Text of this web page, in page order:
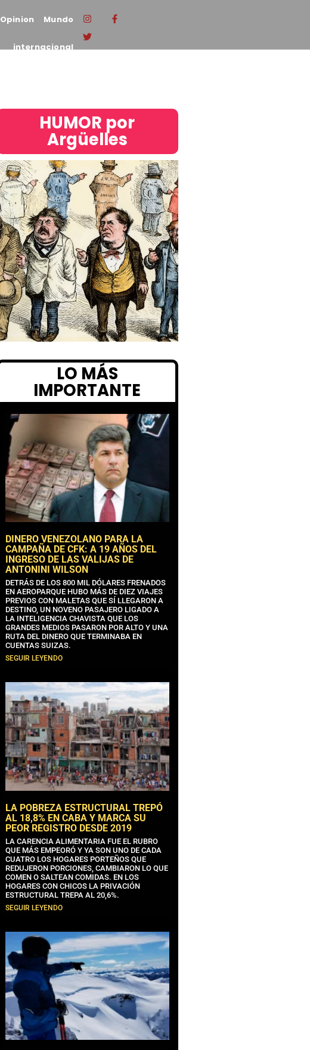
Opinion Mundo
internacional
HUMOR por
Argüelles​
LO MÁS
IMPORTANTE
DINERO VENEZOLANO PARA LA
CAMPAÑA DE CFK: A 19 AÑOS DEL
INGRESO DE LAS VALIJAS DE
ANTONINI WILSON
DETRÁS DE LOS 800 MIL DÓLARES FRENADOS
EN AEROPARQUE HUBO MÁS DE DIEZ VIAJES
PREVIOS CON MALETAS QUE SÍ LLEGARON A
DESTINO, UN NOVENO PASAJERO LIGADO A
LA INTELIGENCIA CHAVISTA QUE LOS
GRANDES MEDIOS PASARON POR ALTO Y UNA
RUTA DEL DINERO QUE TERMINABA EN
CUENTAS SUIZAS.
SEGUIR LEYENDO
LA POBREZA ESTRUCTURAL TREPÓ
AL 18,8% EN CABA Y MARCA SU
PEOR REGISTRO DESDE 2019
LA CARENCIA ALIMENTARIA FUE EL RUBRO
QUE MÁS EMPEORÓ Y YA SON UNO DE CADA
CUATRO LOS HOGARES PORTEÑOS QUE
REDUJERON PORCIONES, CAMBIARON LO QUE
COMEN O SALTEAN COMIDAS. EN LOS
HOGARES CON CHICOS LA PRIVACIÓN
ESTRUCTURAL TREPA AL 20,6%.
SEGUIR LEYENDO